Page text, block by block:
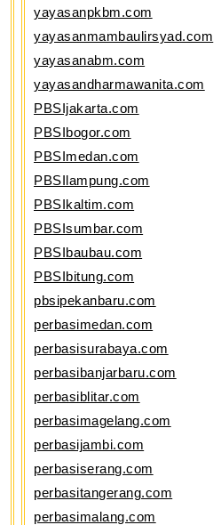
yayasanpkbm.com
yayasanmambaulirsyad.com
yayasanabm.com
yayasandharmawanita.com
PBSIjakarta.com
PBSIbogor.com
PBSImedan.com
PBSIlampung.com
PBSIkaltim.com
PBSIsumbar.com
PBSIbaubau.com
PBSIbitung.com
pbsipekanbaru.com
perbasimedan.com
perbasisurabaya.com
perbasibanjarbaru.com
perbasiblitar.com
perbasimagelang.com
perbasijambi.com
perbasiserang.com
perbasitangerang.com
perbasimalang.com